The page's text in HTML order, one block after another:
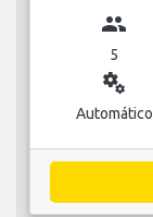
group
5
miscellaneous_services
Automático